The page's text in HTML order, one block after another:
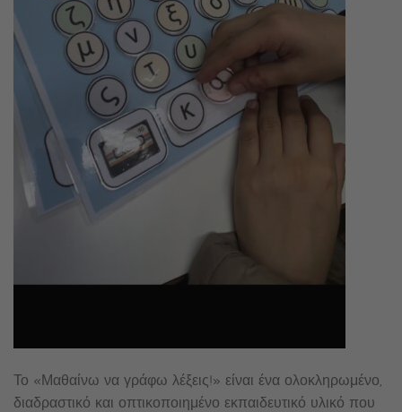
Το «Μαθαίνω να γράφω λέξεις!» είναι ένα ολοκληρωμένο,
διαδραστικό και οπτικοποιημένο εκπαιδευτικό υλικό που